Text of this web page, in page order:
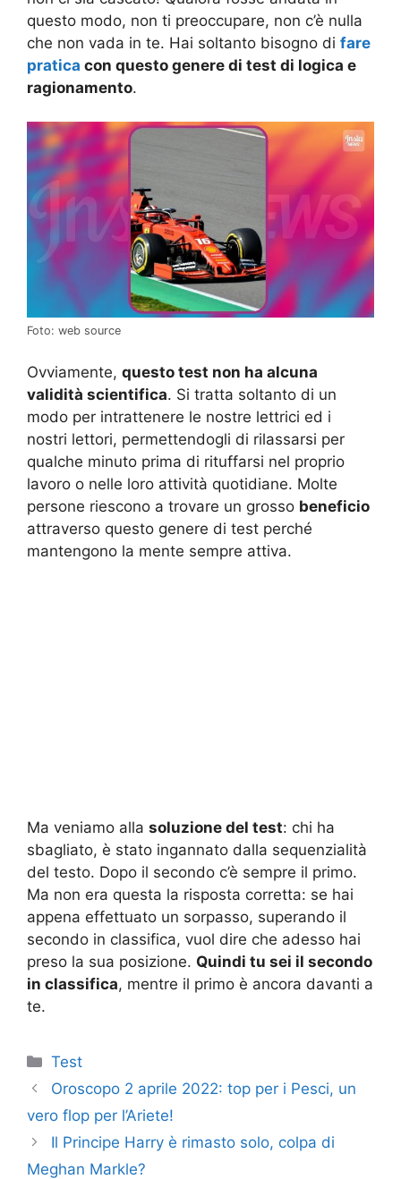
questo modo, non ti preoccupare, non c’è nulla
che non vada in te. Hai soltanto bisogno di fare
pratica con questo genere di test di logica e
ragionamento.
Foto: web source
Ovviamente, questo test non ha alcuna
validità scientifica. Si tratta soltanto di un
modo per intrattenere le nostre lettrici ed i
nostri lettori, permettendogli di rilassarsi per
qualche minuto prima di rituffarsi nel proprio
lavoro o nelle loro attività quotidiane. Molte
persone riescono a trovare un grosso beneficio
attraverso questo genere di test perché
mantengono la mente sempre attiva.
Ma veniamo alla soluzione del test: chi ha
sbagliato, è stato ingannato dalla sequenzialità
del testo. Dopo il secondo c’è sempre il primo.
Ma non era questa la risposta corretta: se hai
appena effettuato un sorpasso, superando il
secondo in classifica, vuol dire che adesso hai
preso la sua posizione. Quindi tu sei il secondo
in classifica, mentre il primo è ancora davanti a
te.
Categorie
Test
Oroscopo 2 aprile 2022: top per i Pesci, un
vero flop per l’Ariete!
Il Principe Harry è rimasto solo, colpa di
Meghan Markle?